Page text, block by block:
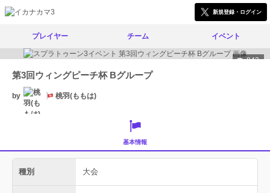
新規登録・ログイン
プレイヤー チーム イベント
843
第3回ウィングピーチ杯 Bグループ
by 桃羽(ももは)
基本情報
種別 大会